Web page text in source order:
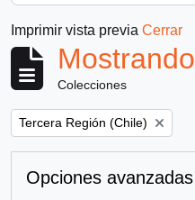
Imprimir vista previa Cerrar
Colecciones
Remove filter:
Tercera Región (Chile)
Opciones